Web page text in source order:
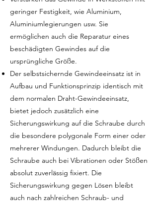
geringer Festigkeit, wie Aluminium,
Aluminiumlegierungen usw. Sie
ermöglichen auch die Reparatur eines
beschädigten Gewindes auf die
ursprüngliche Größe.
Der selbstsichernde Gewindeeinsatz ist in
Aufbau und Funktionsprinzip identisch mit
dem normalen Draht-Gewindeeinsatz,
bietet jedoch zusätzlich eine
Sicherungswirkung auf die Schraube durch
die besondere polygonale Form einer oder
mehrerer Windungen. Dadurch bleibt die
Schraube auch bei Vibrationen oder Stößen
absolut zuverlässig fixiert. Die
Sicherungswirkung gegen Lösen bleibt
auch nach zahlreichen Schraub- und